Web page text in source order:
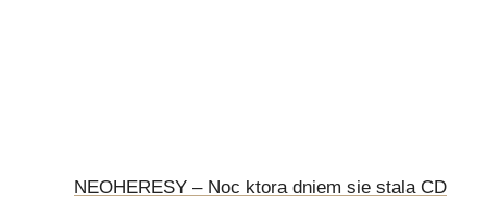
NEOHERESY – Noc ktora dniem sie stala CD